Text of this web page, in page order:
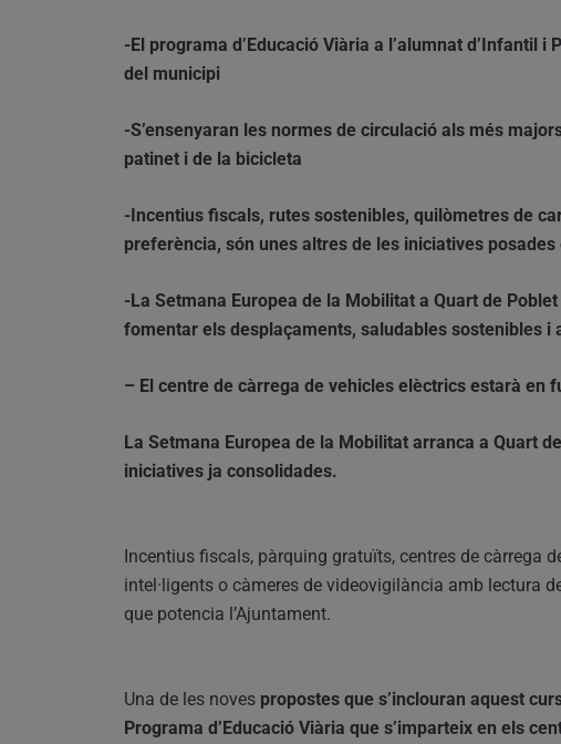
-El programa d’Educació Viària a l’alumnat d’Infantil
del municipi
-S’ensenyaran les normes de circulació als més
patinet i de la bicicleta
-Incentius fiscals, rutes sostenibles, quilòmetres de
preferència, són unes altres de les iniciatives
-La Setmana Europea de la Mobilitat a Quart de
fomentar els desplaçaments, saludables sostenibles i
– El centre de càrrega de vehicles elèctrics estarà en
La Setmana Europea de la Mobilitat arranca a Quart
iniciatives ja consolidades.
Incentius fiscals, pàrquing gratuïts, centres de càrrega
intel·ligents o càmeres de videovigilància amb lectura
que potencia l’Ajuntament.
Una de les noves propostes que s’inclouran aquest
Programa d’Educació Viària que s’imparteix en els